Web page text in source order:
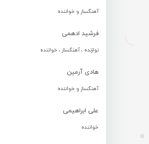
آهنگساز و خواننده
فرشید ادهمی
نوازنده ، آهنگساز ، خواننده
هادی آرمین
آهنگساز و خواننده
علی ابراهیمی
خواننده